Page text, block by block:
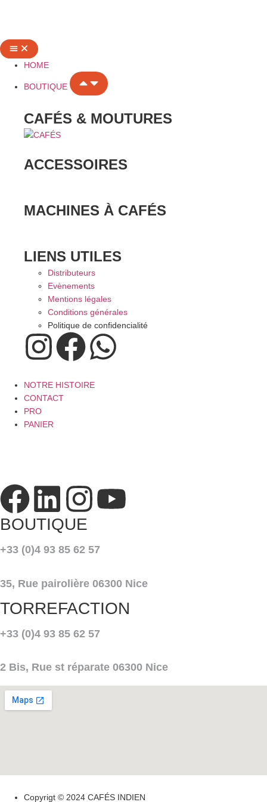
HOME
BOUTIQUE
CAFÉS & MOUTURES
ACCESSOIRES
MACHINES À CAFÉS
LIENS UTILES
Distributeurs
Evènements
Mentions légales
Conditions générales
Politique de confidencialité
NOTRE HISTOIRE
CONTACT
PRO
PANIER
BOUTIQUE
+33 (0)4 93 85 62 57
35, Rue pairolière 06300 Nice
TORREFACTION
+33 (0)4 93 85 62 57
2 Bis, Rue st réparate 06300 Nice
Copyrigt © 2024 CAFÉS INDIEN